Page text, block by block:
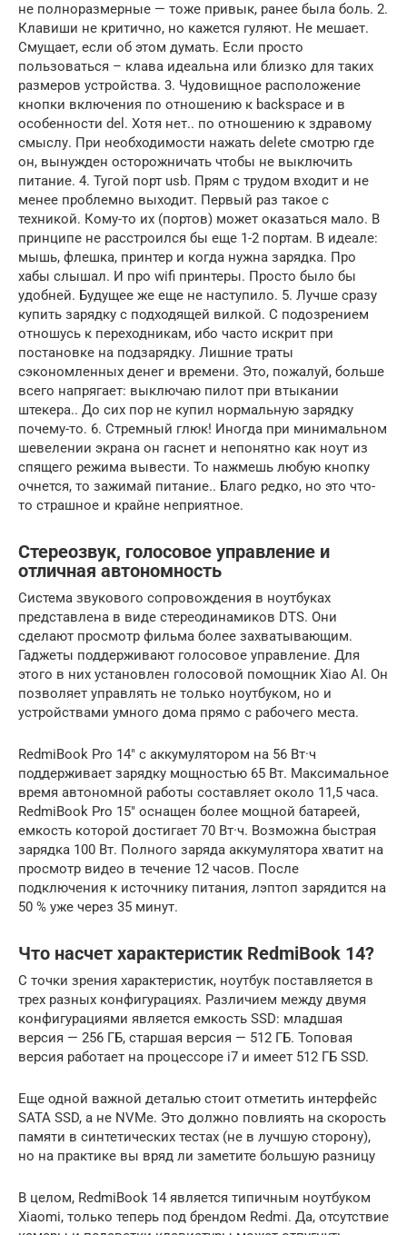
не полноразмерные — тоже привык, ранее была боль. 2.
Клавиши не критично, но кажется гуляют. Не мешает.
Смущает, если об этом думать. Если просто
пользоваться – клава идеальна или близко для таких
размеров устройства. 3. Чудовищное расположение
кнопки включения по отношению к backspace и в
особенности del. Хотя нет.. по отношению к здравому
смыслу. При необходимости нажать delete смотрю где
он, вынужден осторожничать чтобы не выключить
питание. 4. Тугой порт usb. Прям с трудом входит и не
менее проблемно выходит. Первый раз такое с
техникой. Кому-то их (портов) может оказаться мало. В
принципе не расстроился бы еще 1-2 портам. В идеале:
мышь, флешка, принтер и когда нужна зарядка. Про
хабы слышал. И про wifi принтеры. Просто было бы
удобней. Будущее же еще не наступило. 5. Лучше сразу
купить зарядку с подходящей вилкой. С подозрением
отношусь к переходникам, ибо часто искрит при
постановке на подзарядку. Лишние траты
сэкономленных денег и времени. Это, пожалуй, больше
всего напрягает: выключаю пилот при втыкании
штекера.. До сих пор не купил нормальную зарядку
почему-то. 6. Стремный глюк! Иногда при минимальном
шевелении экрана он гаснет и непонятно как ноут из
спящего режима вывести. То нажмешь любую кнопку
очнется, то зажимай питание.. Благо редко, но это что-
то страшное и крайне неприятное.
Стереозвук, голосовое управление и
отличная автономность
Система звукового сопровождения в ноутбуках
представлена в виде стереодинамиков DTS. Они
сделают просмотр фильма более захватывающим.
Гаджеты поддерживают голосовое управление. Для
этого в них установлен голосовой помощник Xiao AI. Он
позволяет управлять не только ноутбуком, но и
устройствами умного дома прямо с рабочего места.
RedmiBook Pro 14″ с аккумулятором на 56 Вт·ч
поддерживает зарядку мощностью 65 Вт. Максимальное
время автономной работы составляет около 11,5 часа.
RedmiBook Pro 15″ оснащен более мощной батареей,
емкость которой достигает 70 Вт·ч. Возможна быстрая
зарядка 100 Вт. Полного заряда аккумулятора хватит на
просмотр видео в течение 12 часов. После
подключения к источнику питания, лэптоп зарядится на
50 % уже через 35 минут.
Что насчет характеристик RedmiBook 14?
С точки зрения характеристик, ноутбук поставляется в
трех разных конфигурациях. Различием между двумя
конфигурациями является емкость SSD: младшая
версия — 256 ГБ, старшая версия — 512 ГБ. Топовая
версия работает на процессоре i7 и имеет 512 ГБ SSD.
Еще одной важной деталью стоит отметить интерфейс
SATA SSD, а не NVMe. Это должно повлиять на скорость
памяти в синтетических тестах (не в лучшую сторону),
но на практике вы вряд ли заметите большую разницу
В целом, RedmiBook 14 является типичным ноутбуком
Xiaomi, только теперь под брендом Redmi. Да, отсутствие